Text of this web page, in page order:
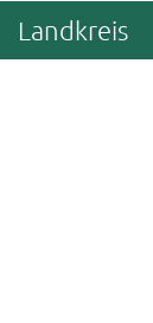
Landkreis